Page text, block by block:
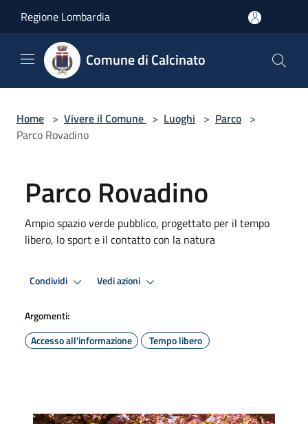
Regione Lombardia
Comune di Calcinato
Home > Vivere il Comune > Luoghi > Parco >
Parco Rovadino
Parco Rovadino
Ampio spazio verde pubblico, progettato per il tempo
libero, lo sport e il contatto con la natura
Condividi Vedi azioni
Argomenti:
Accesso all'informazione
Tempo libero